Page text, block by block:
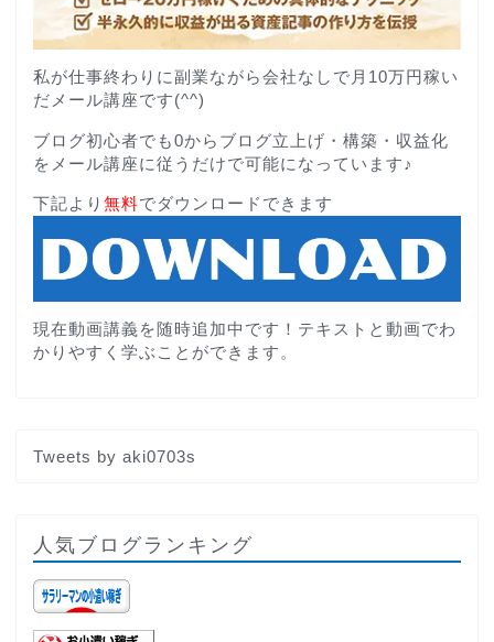
私が仕事終わりに副業ながら会社なしで月10万円稼い
だメール講座です(^^)
ブログ初心者でも0からブログ立上げ・構築・収益化
をメール講座に従うだけで可能になっています♪
下記より 無料でダウンロードできます
現在動画講義を随時追加中です！テキストと動画でわ
かりやすく学ぶことができます。
Tweets by aki0703s
人気ブログランキング